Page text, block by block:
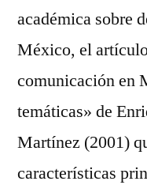
académica sobre
México, el
comunicación en
temáticas» de
Martínez (2001)
características